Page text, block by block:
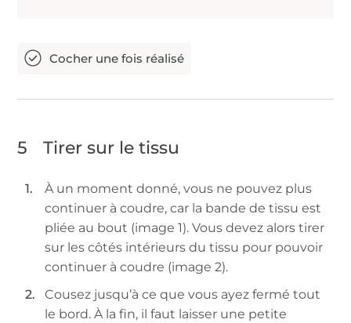
5 Tirer sur le tissu
À un moment donné, vous ne pouvez plus
continuer à coudre, car la bande de tissu est
pliée au bout (image 1). Vous devez alors tirer
sur les côtés intérieurs du tissu pour pouvoir
continuer à coudre (image 2).
Cousez jusqu’à ce que vous ayez fermé tout
le bord. À la fin, il faut laisser une petite